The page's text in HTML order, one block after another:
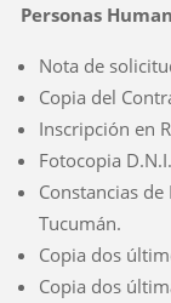
Personas
Nota de
Copia del
Inscripción en
Fotocopia
Constancias de
Tucumán.
Copia dos
Copia dos